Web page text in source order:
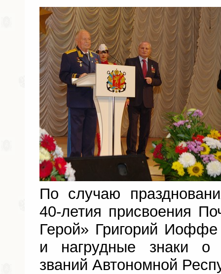
По случаю
40-летия присвоения
Герой» Григорий Иоффе
и нагрудные знаки о
званий Автономной